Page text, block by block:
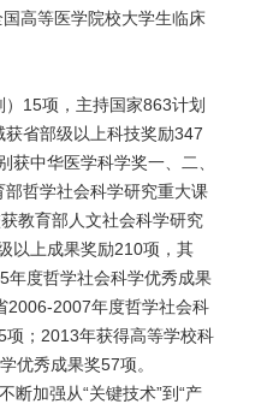
高等医学院校大学生临床
15项，主持国家863计划
省部级以上科技奖励347
中华医学科学奖一、二、
哲学社会科学研究重大课
教育部人文社会科学研究
以上成果奖励210项，其
年度哲学社会科学优秀成果
2006-2007年度哲学社会科
；2013年获得高等学校科
优秀成果奖57项。
断加强从“关键技术”到“产